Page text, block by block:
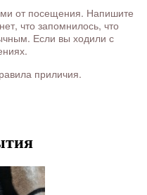
от посещения. Напишите
что запомнилось, что
Если вы ходили с
приличия.